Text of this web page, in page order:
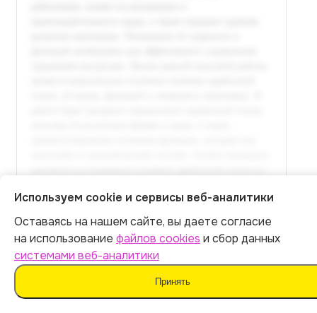
Полный текст доступен
в расширенной версии
Оплатить 399 р.
Итог:399р.
Оплатить
Используем cookie и сервисы веб-аналитики
Оставаясь на нашем сайте, вы даете согласие
на использование файлов cookies и сбор данных
системами веб-аналитики
Принять